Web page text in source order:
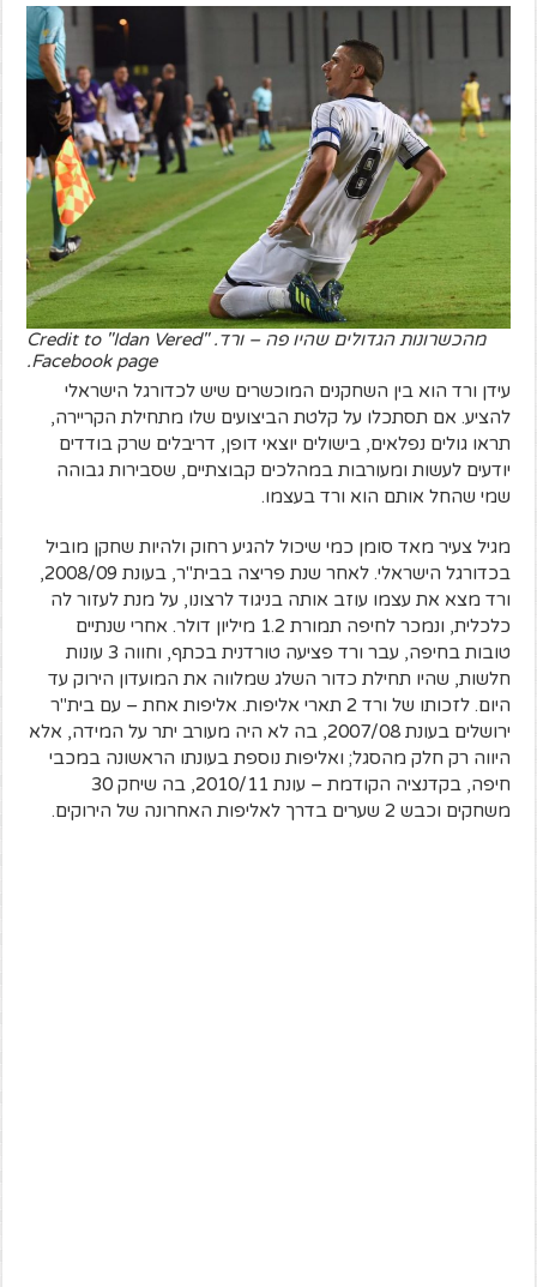
מהכשרונות הגדולים שהיו פה – ורד. Credit to "Idan Vered"
Facebook page.
עידן ורד הוא בין השחקנים המוכשרים שיש לכדורגל הישראלי
להציע. אם תסתכלו על קלטת הביצועים שלו מתחילת הקריירה,
תראו גולים נפלאים, בישולים יוצאי דופן, דריבלים שרק בודדים
יודעים לעשות ומעורבות במהלכים קבוצתיים, שסבירות גבוהה
שמי שהחל אותם הוא ורד בעצמו.
מגיל צעיר מאד סומן כמי שיכול להגיע רחוק ולהיות שחקן מוביל
בכדורגל הישראלי. לאחר שנת פריצה בבית"ר, בעונת 2008/09,
ורד מצא את עצמו עוזב אותה בניגוד לרצונו, על מנת לעזור לה
כלכלית, ונמכר לחיפה תמורת 1.2 מיליון דולר. אחרי שנתיים
טובות בחיפה, עבר ורד פציעה טורדנית בכתף, וחווה 3 עונות
חלשות, שהיו תחילת כדור השלג שמלווה את המועדון הירוק עד
היום. לזכותו של ורד 2 תארי אליפות. אליפות אחת – עם בית"ר
ירושלים בעונת 2007/08, בה לא היה מעורב יתר על המידה, אלא
היווה רק חלק מהסגל; ואליפות נוספת בעונתו הראשונה במכבי
חיפה, בקדנציה הקודמת – עונת 2010/11, בה שיחק 30
משחקים וכבש 2 שערים בדרך לאליפות האחרונה של הירוקים.